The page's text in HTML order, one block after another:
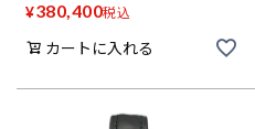
¥380,400税込
カートに入れる